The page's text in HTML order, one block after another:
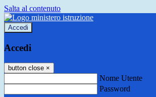
Salta al contenuto
Accedi
Accedi
button close ×
Nome Utente
Password